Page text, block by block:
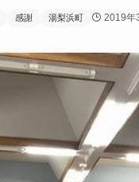
感謝 湯梨浜町 2019年